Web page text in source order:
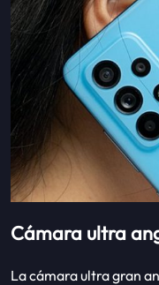
Cámara ultra
La cámara ultra gran